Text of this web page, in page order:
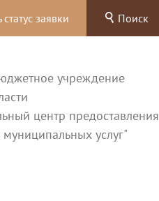
заявки Поиск
учреждение
центр предоставления
услуг"